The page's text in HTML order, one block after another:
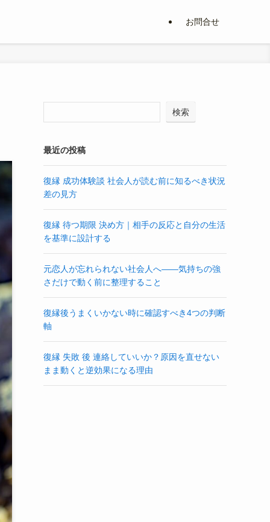
お問合せ
検索
最近の投稿
復縁 成功体験談 社会人が読む前に知るべき状況
差の見方
復縁 待つ期限 決め方｜相手の反応と自分の生活
を基準に設計する
元恋人が忘れられない社会人へ――気持ちの強
さだけで動く前に整理すること
復縁後うまくいかない時に確認すべき4つの判断
軸
復縁 失敗 後 連絡していいか？原因を直せない
まま動くと逆効果になる理由